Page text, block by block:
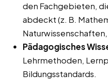
den Fachgebieten,
abdeckt (z. B.
Pädagogisches
Lehrmethoden,
Bildungsstandards.